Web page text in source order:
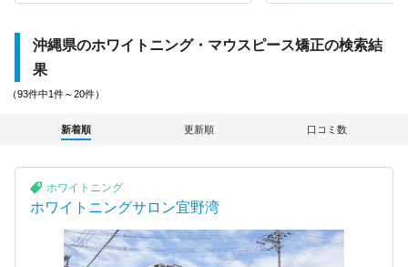
沖縄県のホワイトニング・マウスピース矯正の検索結
果
（93件中1件～20件）
新着順 更新順 口コミ数
ホワイトニング
ホワイトニングサロン宜野湾